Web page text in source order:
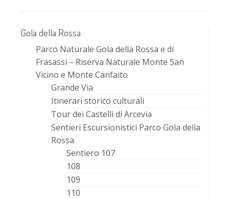
Gola della Rossa
Parco Naturale Gola della Rossa e di
Frasassi – Riserva Naturale Monte San
Vicino e Monte Canfaito
Grande Via
Itinerari storico culturali
Tour dei Castelli di Arcevia
Sentieri Escursionistici Parco Gola della
Rossa
Sentiero 107
108
109
110